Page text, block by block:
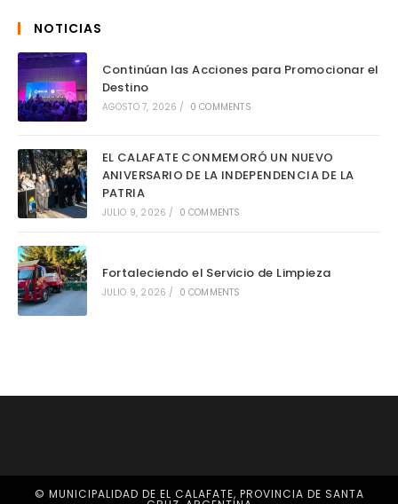
NOTICIAS
Continúan las Acciones para Promocionar el
Destino
AGOSTO 7, 2026 / 0 COMMENTS
EL CALAFATE CONMEMORÓ UN NUEVO
ANIVERSARIO DE LA INDEPENDENCIA DE LA
PATRIA
JULIO 9, 2026 / 0 COMMENTS
Fortaleciendo el Servicio de Limpieza
JULIO 9, 2026 / 0 COMMENTS
© MUNICIPALIDAD DE EL CALAFATE, PROVINCIA DE SANTA